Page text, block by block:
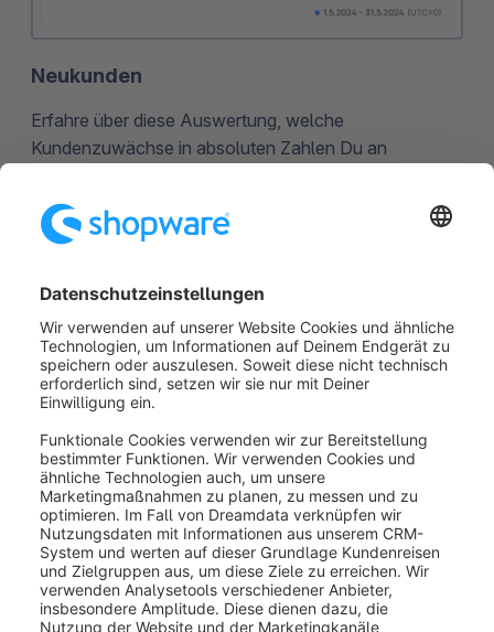
Neukunden
Erfahre über diese Auswertung, welche
Kundenzuwächse in absoluten Zahlen Du an
Auf der Y-Achse wird dir die Gesamtanzahl von
dir Auskunft über den Zeitrahmen.